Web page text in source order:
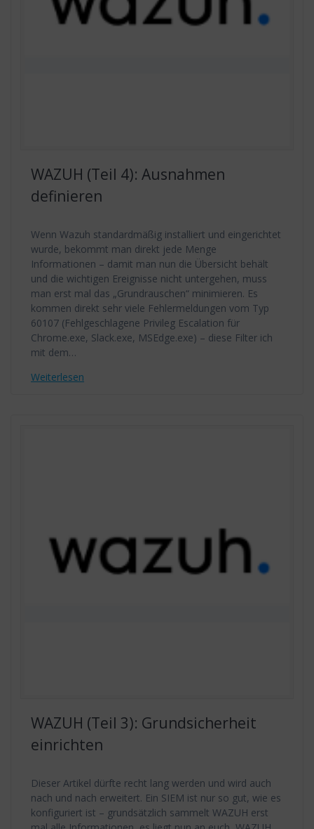
WAZUH (Teil 4): Ausnahmen
definieren
Wenn Wazuh standardmäßig installiert und eingerichtet
wurde, bekommt man direkt jede Menge
Informationen – damit man nun die Übersicht behält
und die wichtigen Ereignisse nicht untergehen, muss
man erst mal das „Grundrauschen“ minimieren. Es
kommen direkt sehr viele Fehlermeldungen vom Typ
60107 (Fehlgeschlagene Privileg Escalation für
Chrome.exe, Slack.exe, MSEdge.exe) – diese Filter ich
mit dem…
Weiterlesen
WAZUH (Teil 3): Grundsicherheit
einrichten
Dieser Artikel dürfte recht lang werden und wird auch
nach und nach erweitert. Ein SIEM ist nur so gut, wie es
konfiguriert ist – grundsätzlich sammelt WAZUH erst